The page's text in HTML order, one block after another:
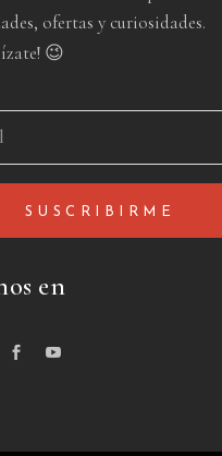
ofertas y curiosidades.
😉
SUSCRIBIRME
en